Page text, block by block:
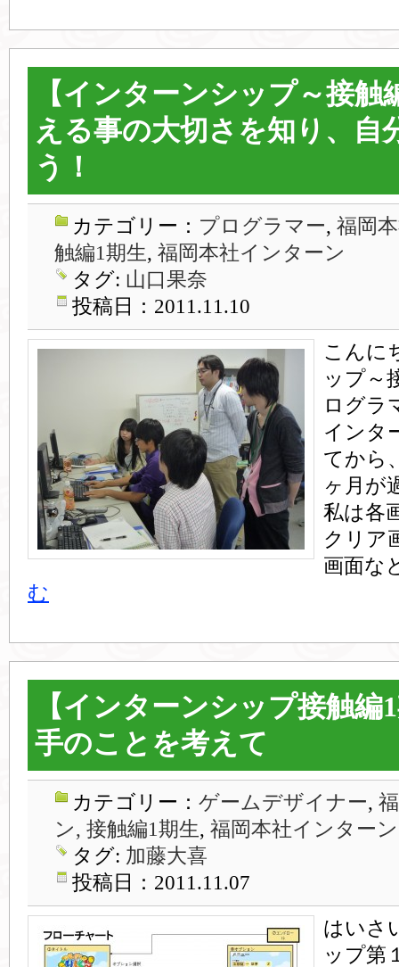
【インターンシップ～接触
える事の大切さを知り、自
う！
カテゴリー： プログラマー, 福岡
触編1期生, 福岡本社インターン
タグ: 山口果奈
投稿日：2011.11.10
こんに
ップ～
ログラ
インタ
てから
ヶ月が
私は各
クリア
画面な
む
【インターンシップ接触編
手のことを考えて
カテゴリー： ゲームデザイナー,
ン, 接触編1期生, 福岡本社インターン
タグ: 加藤大喜
投稿日：2011.11.07
はいさ
ップ第